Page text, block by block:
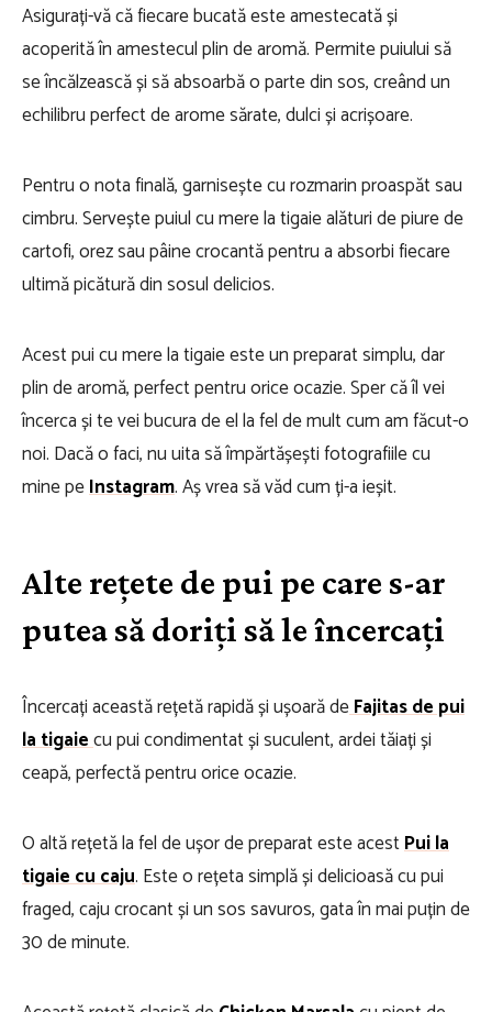
Asigurați-vă că fiecare bucată este amestecată și
acoperită în amestecul plin de aromă. Permite puiului să
se încălzească și să absoarbă o parte din sos, creând un
echilibru perfect de arome sărate, dulci și acrișoare.
Pentru o nota finală, garnisește cu rozmarin proaspăt sau
cimbru. Servește puiul cu mere la tigaie alături de piure de
cartofi, orez sau pâine crocantă pentru a absorbi fiecare
ultimă picătură din sosul delicios.
Acest pui cu mere la tigaie este un preparat simplu, dar
plin de aromă, perfect pentru orice ocazie. Sper că îl vei
încerca și te vei bucura de el la fel de mult cum am făcut-o
noi. Dacă o faci, nu uita să împărtășești fotografiile cu
mine peInstagram. Aș vrea să văd cum ți-a ieșit.
Alte rețete de pui pe care s-ar
putea să doriți să le încercați
Încercați această rețetă rapidă și ușoară deFajitas de pui
la tigaiecu pui condimentat și suculent, ardei tăiați și
ceapă, perfectă pentru orice ocazie.
O altă rețetă la fel de ușor de preparat este acestPui la
tigaie cu caju. Este o rețeta simplă și delicioasă cu pui
fraged, caju crocant și un sos savuros, gata în mai puțin de
30 de minute.